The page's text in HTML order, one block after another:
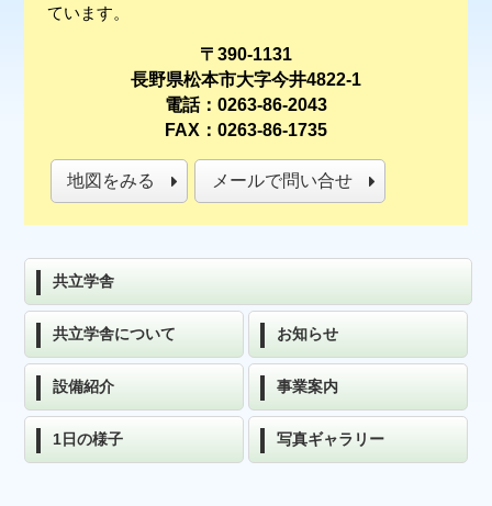
ています。
〒390-1131
長野県松本市大字今井4822-1
電話：0263-86-2043
FAX：0263-86-1735
地図をみる メールで問い合せ
共立学舎
共立学舎について お知らせ
設備紹介 事業案内
1日の様子 写真ギャラリー